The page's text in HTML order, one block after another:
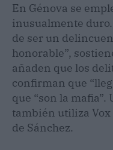
En Génova se
inusualmente duro.
de ser un
honorable”,
añaden que los
confirman que
que “son la
también utiliza
de Sánchez.